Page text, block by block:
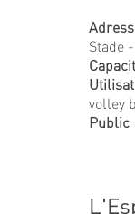
Stade
volley
Public